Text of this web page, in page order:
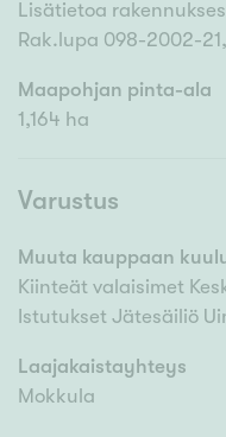
Lisätietoa
Rak.lupa 098-2002-
Maapohjan pinta-ala
1,164 ha
Varustus
Muuta kauppaan
Kiinteät valaisimet
Istutukset Jätesäiliö
Laajakaistayhteys
Mokkula